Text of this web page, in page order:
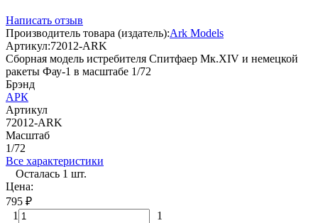
Написать отзыв
Производитель товара (издатель):Ark Models
Артикул:72012-ARK
Сборная модель истребителя Спитфаер Мк.XIV и немецкой
ракеты Фау-1 в масштабе 1/72
Брэнд
АРК
Артикул
72012-ARK
Масштаб
1/72
Все характеристики
Осталась 1 шт.
Цена:
795 ₽
1
1